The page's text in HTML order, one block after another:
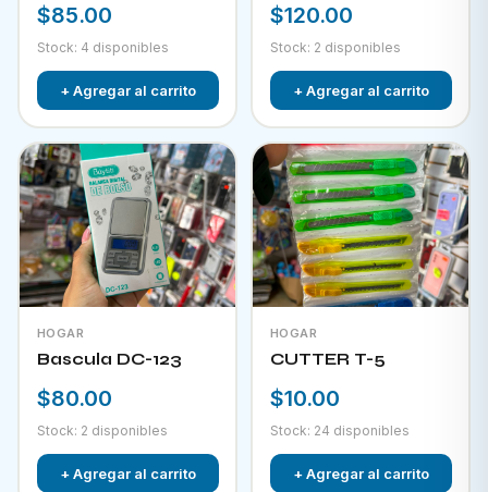
$85.00
Stock: 4 disponibles
+ Agregar al carrito
$120.00
Stock: 2 disponibles
+ Agregar al carrito
HOGAR
Bascula DC-123
$80.00
Stock: 2 disponibles
+ Agregar al carrito
HOGAR
CUTTER T-5
$10.00
Stock: 24 disponibles
+ Agregar al carrito